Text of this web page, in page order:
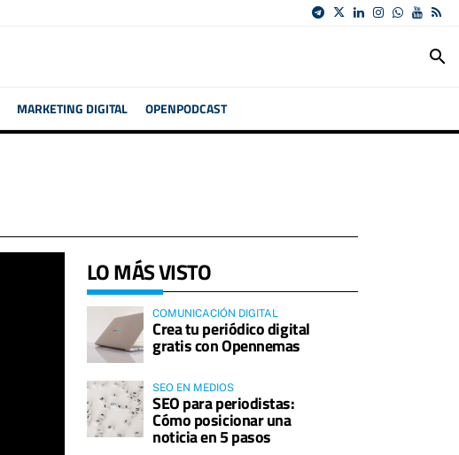
search
MARKETING DIGITAL OPENPODCAST
LO MÁS VISTO
COMUNICACIÓN DIGITAL
Crea tu periódico digital
gratis con Opennemas
SEO EN MEDIOS
SEO para periodistas:
Cómo posicionar una
noticia en 5 pasos